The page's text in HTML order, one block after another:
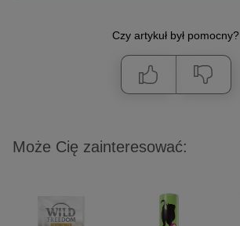
Czy artykuł był pomocny?
Może Cię zainteresować: